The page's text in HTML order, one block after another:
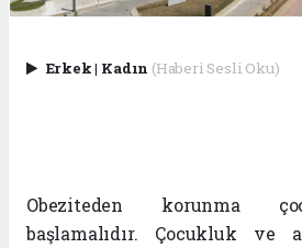
Erkek| Kadın (Haberi Sesli Oku)
Obeziteden korunma
başlamalıdır. Çocukluk ve